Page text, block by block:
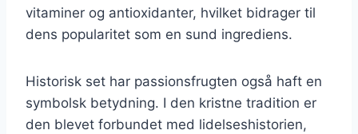
vitaminer og antioxidanter, hvilket bidrager til
dens popularitet som en sund ingrediens.
Historisk set har passionsfrugten også haft en
symbolsk betydning. I den kristne tradition er
den blevet forbundet med lidelseshistorien,